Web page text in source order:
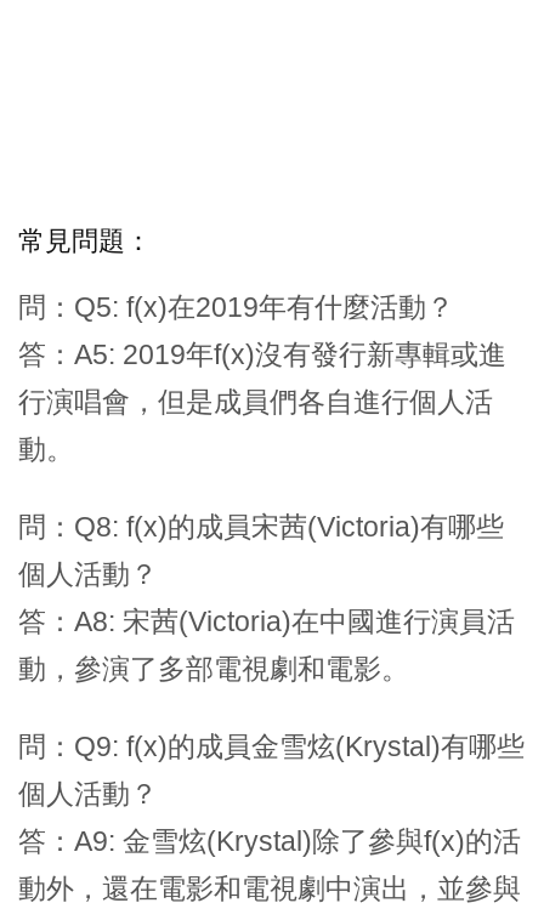
常見問題：
問：Q5: f(x)在2019年有什麼活動？
答：A5: 2019年f(x)沒有發行新專輯或進
行演唱會，但是成員們各自進行個人活
動。
問：Q8: f(x)的成員宋茜(Victoria)有哪些
個人活動？
答：A8: 宋茜(Victoria)在中國進行演員活
動，參演了多部電視劇和電影。
問：Q9: f(x)的成員金雪炫(Krystal)有哪些
個人活動？
答：A9: 金雪炫(Krystal)除了參與f(x)的活
動外，還在電影和電視劇中演出，並參與